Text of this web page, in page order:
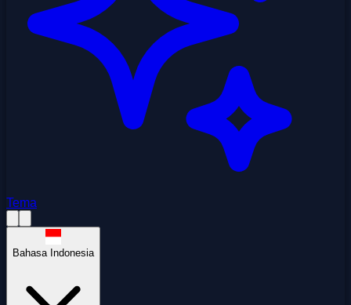
Tema
Bahasa Indonesia